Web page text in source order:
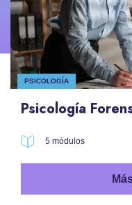
PSICOLOGÍA
Psicología
5 módulos